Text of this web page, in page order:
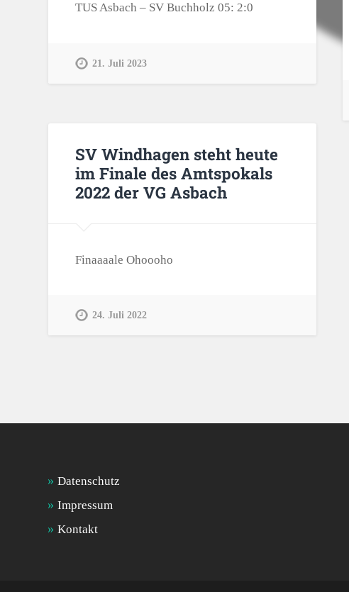
TUS Asbach – SV Buchholz 05: 2:0
21. Juli 2023
SV Windhagen steht heute
im Finale des Amtspokals
2022 der VG Asbach
Finaaaale Ohoooho
24. Juli 2022
Datenschutz
Impressum
Kontakt